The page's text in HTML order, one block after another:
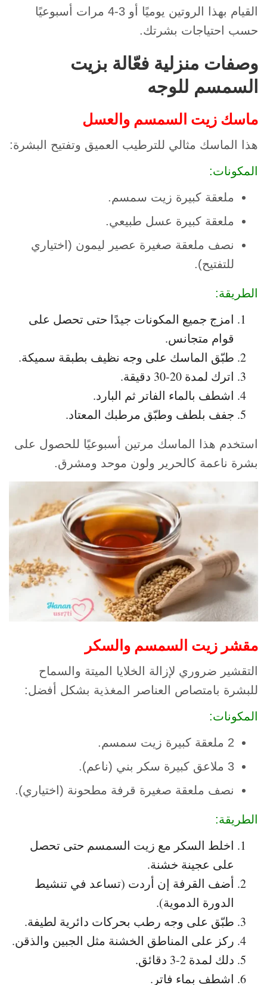
القيام بهذا الروتين يوميًا أو 3-4 مرات أسبوعيًا
حسب احتياجات بشرتك.
وصفات منزلية فعّالة بزيت
السمسم للوجه
ماسك زيت السمسم والعسل
هذا الماسك مثالي للترطيب العميق وتفتيح البشرة:
المكونات:
ملعقة كبيرة زيت سمسم.
ملعقة كبيرة عسل طبيعي.
نصف ملعقة صغيرة عصير ليمون (اختياري
للتفتيح).
الطريقة:
امزج جميع المكونات جيدًا حتى تحصل على
قوام متجانس.
طبّق الماسك على وجه نظيف بطبقة سميكة.
اترك لمدة 20-30 دقيقة.
اشطف بالماء الفاتر ثم البارد.
جفف بلطف وطبّق مرطبك المعتاد.
استخدم هذا الماسك مرتين أسبوعيًا للحصول على
بشرة ناعمة كالحرير ولون موحد ومشرق.
مقشر زيت السمسم والسكر
التقشير ضروري لإزالة الخلايا الميتة والسماح
للبشرة بامتصاص العناصر المغذية بشكل أفضل:
المكونات:
2 ملعقة كبيرة زيت سمسم.
3 ملاعق كبيرة سكر بني (ناعم).
نصف ملعقة صغيرة قرفة مطحونة (اختياري).
الطريقة:
اخلط السكر مع زيت السمسم حتى تحصل
على عجينة خشنة.
أضف القرفة إن أردت (تساعد في تنشيط
الدورة الدموية).
طبّق على وجه رطب بحركات دائرية لطيفة.
ركز على المناطق الخشنة مثل الجبين والذقن.
دلك لمدة 2-3 دقائق.
اشطف بماء فاتر.